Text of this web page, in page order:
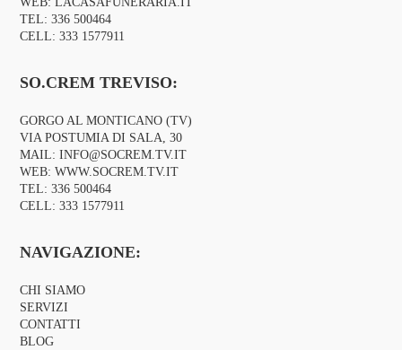
TEL:336 500464
CELL:333 1577911
SO.CREM TREVISO:
GORGO AL MONTICANO (TV)
VIA POSTUMIA DI SALA, 30
MAIL:INFO@SOCREM.TV.IT
WEB:WWW.SOCREM.TV.IT
TEL:336 500464
CELL:333 1577911
NAVIGAZIONE:
CHI SIAMO
SERVIZI
CONTATTI
BLOG